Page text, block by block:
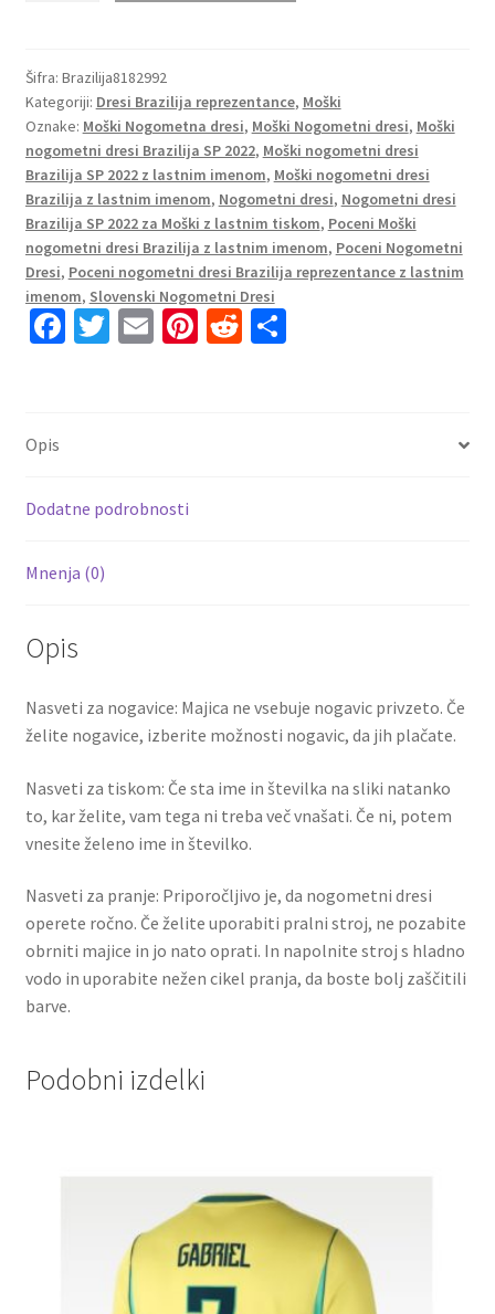
Domači
SP
2022
Kratek
Rokav
T.SILVA
3
količina
Šifra: Brazilija8182992
Kategoriji: Dresi Brazilija reprezentance, Moški
Oznake: Moški Nogometna dresi, Moški Nogometni dresi, Moški
nogometni dresi Brazilija SP 2022, Moški nogometni dresi
Brazilija SP 2022 z lastnim imenom, Moški nogometni dresi
Brazilija z lastnim imenom, Nogometni dresi, Nogometni dresi
Brazilija SP 2022 za Moški z lastnim tiskom, Poceni Moški
nogometni dresi Brazilija z lastnim imenom, Poceni Nogometni
Dresi, Poceni nogometni dresi Brazilija reprezentance z lastnim
imenom, Slovenski Nogometni Dresi
Fa
k
T E Pi R S
Opis
Dodatne podrobnosti
Mnenja (0)
Opis
Nasveti za nogavice: Majica ne vsebuje nogavic privzeto. Če
želite nogavice, izberite možnosti nogavic, da jih plačate.
Nasveti za tiskom: Če sta ime in številka na sliki natanko
to, kar želite, vam tega ni treba več vnašati. Če ni, potem
vnesite želeno ime in številko.
Nasveti za pranje: Priporočljivo je, da nogometni dresi
operete ročno. Če želite uporabiti pralni stroj, ne pozabite
obrniti majice in jo nato oprati. In napolnite stroj s hladno
vodo in uporabite nežen cikel pranja, da boste bolj zaščitili
barve.
Podobni izdelki